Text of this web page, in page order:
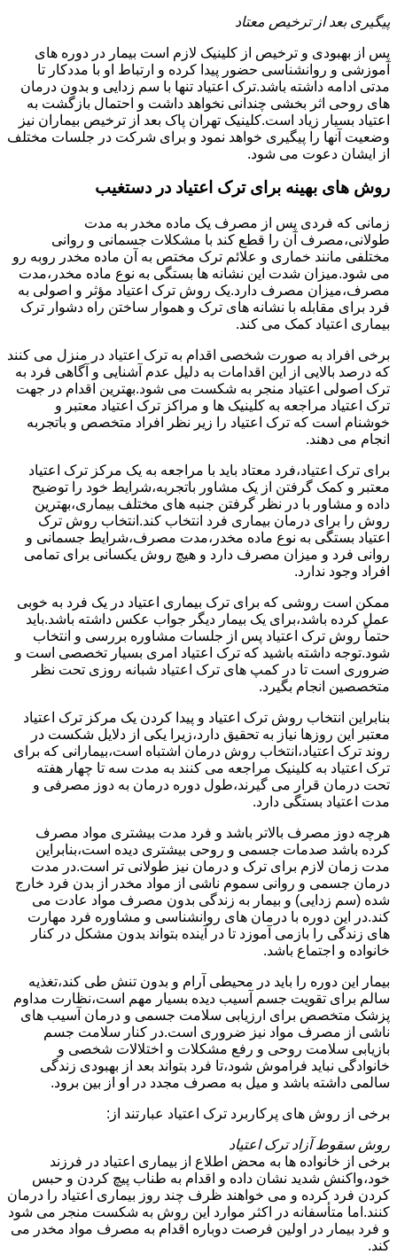
پیگیری بعد از ترخیص معتاد
پس از بهبودی و ترخیص از کلینیک لازم است بیمار در دوره های
آموزشی و روانشناسی حضور پیدا کرده و ارتباط او با مددکار تا
مدتی ادامه داشته باشد.ترک اعتیاد تنها با سم زدایی و بدون درمان
های روحی اثر بخشی چندانی نخواهد داشت و احتمال بازگشت به
اعتیاد بسیار زیاد است.کلینیک تهران پاک بعد از ترخیص بیماران نیز
وضعیت آنها را پیگیری خواهد نمود و برای شرکت در جلسات مختلف
از ایشان دعوت می شود.
روش های بهینه برای ترک اعتیاد در دستغیب
زمانی که فردی پس از مصرف یک ماده مخدر به مدت
طولانی،مصرف آن را قطع کند با مشکلات جسمانی و روانی
مختلفی مانند خماری و علائم ترک مختص به آن ماده مخدر روبه رو
می شود.میزان شدت این نشانه ها بستگی به نوع ماده مخدر،مدت
مصرف،میزان مصرف دارد.یک روش ترک اعتیاد مؤثر و اصولی به
فرد برای مقابله با نشانه های ترک و هموار ساختن راه دشوار ترک
بیماری اعتیاد کمک می کند.
برخی افراد به صورت شخصی اقدام به ترک اعتیاد در منزل می کنند
که درصد بالایی از این اقدامات به دلیل عدم آشنایی و آگاهی فرد به
ترک اصولی اعتیاد منجر به شکست می شود.بهترین اقدام در جهت
ترک اعتیاد مراجعه به کلینیک ها و مراکز ترک اعتیاد معتبر و
خوشنام است که ترک اعتیاد را زیر نظر افراد متخصص و باتجربه
انجام می دهند.
برای ترک اعتیاد،فرد معتاد باید با مراجعه به یک مرکز ترک اعتیاد
معتبر و کمک گرفتن از یک مشاور باتجربه،شرایط خود را توضیح
داده و مشاور با در نظر گرفتن جنبه های مختلف بیماری،بهترین
روش را برای درمان بیماری فرد انتخاب کند.انتخاب روش ترک
اعتیاد بستگی به نوع ماده مخدر،مدت مصرف،شرایط جسمانی و
روانی فرد و میزان مصرف دارد و هیچ روش یکسانی برای تمامی
افراد وجود ندارد.
ممکن است روشی که برای ترک بیماری اعتیاد در یک فرد به خوبی
عمل کرده باشد،برای یک بیمار دیگر جواب عکس داشته باشد.باید
حتماً روش ترک اعتیاد پس از جلسات مشاوره بررسی و انتخاب
شود.توجه داشته باشید که ترک اعتیاد امری بسیار تخصصی است و
ضروری است تا در کمپ های ترک اعتیاد شبانه روزی تحت نظر
متخصصین انجام بگیرد.
بنابراین انتخاب روش ترک اعتیاد و پیدا کردن یک مرکز ترک اعتیاد
معتبر این روزها نیاز به تحقیق دارد،زیرا یکی از دلایل شکست در
روند ترک اعتیاد،انتخاب روش درمان اشتباه است،بیمارانی که برای
ترک اعتیاد به کلینیک مراجعه می کنند به مدت سه تا چهار هفته
تحت درمان قرار می گیرند،طول دوره درمان به دوز مصرفی و
مدت اعتیاد بستگی دارد.
هرچه دوز مصرف بالاتر باشد و فرد مدت بیشتری مواد مصرف
کرده باشد صدمات جسمی و روحی بیشتری دیده است،بنابراین
مدت زمان لازم برای ترک و درمان نیز طولانی تر است.در مدت
درمان جسمی و روانی سموم ناشی از مواد مخدر از بدن فرد خارج
شده (سم زدایی) و بیمار به زندگی بدون مصرف مواد عادت می
کند.در این دوره با درمان های روانشناسی و مشاوره فرد مهارت
های زندگی را بازمی آموزد تا در آینده بتواند بدون مشکل در کنار
خانواده و اجتماع باشد.
بیمار این دوره را باید در محیطی آرام و بدون تنش طی کند،تغذیه
سالم برای تقویت جسم آسیب دیده بسیار مهم است،نظارت مداوم
پزشک متخصص برای ارزیابی سلامت جسمی و درمان آسیب های
ناشی از مصرف مواد نیز ضروری است.در کنار سلامت جسم
بازیابی سلامت روحی و رفع مشکلات و اختلالات شخصی و
خانوادگی نباید فراموش شود،تا فرد بتواند بعد از بهبودی زندگی
سالمی داشته باشد و میل به مصرف مجدد در او از بین برود.
برخی از روش های پرکاربرد ترک اعتیاد عبارتند از:
روش سقوط آزاد ترک اعتیاد
برخی از خانواده ها به محض اطلاع از بیماری اعتیاد در فرزند
خود،واکنش شدید نشان داده و اقدام به طناب پیچ کردن و حبس
کردن فرد کرده و می خواهند ظرف چند روز بیماری اعتیاد را درمان
کنند.اما متأسفانه در اکثر موارد این روش به شکست منجر می شود
و فرد بیمار در اولین فرصت دوباره اقدام به مصرف مواد مخدر می
کند.